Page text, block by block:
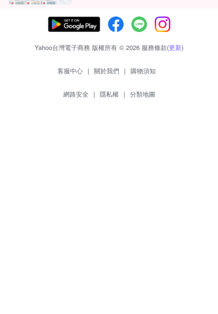
Yahoo台灣電子商務 版權所有 © 2026 服務條款(更新)
客服中心 | 關於我們 | 購物須知
網路安全 | 隱私權 | 分類地圖